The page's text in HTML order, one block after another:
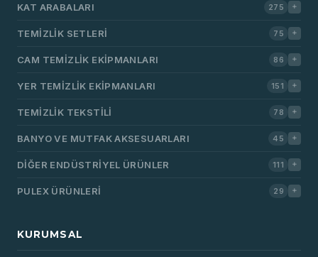
KAT ARABALARI 275
TEMIZLIK SETLERI 75
CAM TEMIZLIK EKIPMANLARI 86
YER TEMIZLIK EKIPMANLARI 151
TEMIZLIK TEKSTILI 78
BANYO VE MUTFAK AKSESUARLARI 45
DIĞER ENDÜSTRIYEL ÜRÜNLER 111
PULEX ÜRÜNLERI 29
KURUMSAL